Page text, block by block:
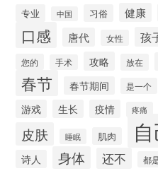
专业 中国 习俗 健康
口感 唐代 女性 孩
您的 手术 攻略 放在
春节 春节期间 是一个
游戏 生长 疫情 疼痛
皮肤 睡眠 肌肉
诗人 身体 还不 都